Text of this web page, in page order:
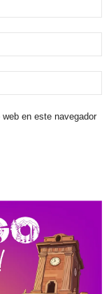
en este navegador